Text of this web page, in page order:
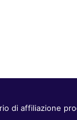
di affiliazione